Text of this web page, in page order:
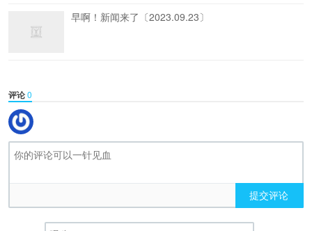
早啊！新闻来了〔2023.09.23〕
评论0
提交评论